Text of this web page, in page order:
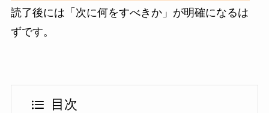
読了後には「次に何をすべきか」が明確になるは
ずです。
目次